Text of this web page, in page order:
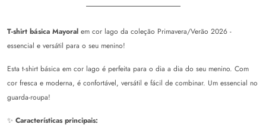
T-shirt básica Mayoral em cor lago da coleção Primavera/Verão 2026 -
essencial e versátil para o seu menino!
Esta t-shirt básica em cor lago é perfeita para o dia a dia do seu menino. Com
cor fresca e moderna, é confortável, versátil e fácil de combinar. Um essencial no
guarda-roupa!
✨ Características principais: